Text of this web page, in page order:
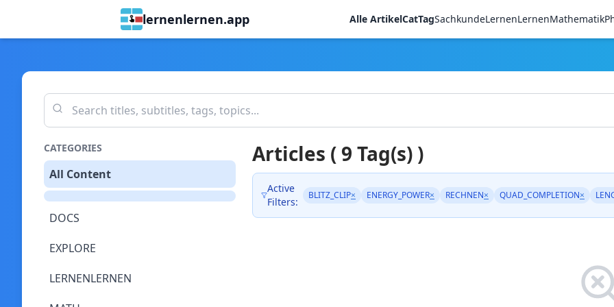
lernenlernen.app Alle ArtikelCatTagSachkundeLernenLernenMathematik
CATEGORIES
All Content
DOCS
EXPLORE
LERNENLERNEN
Articles ( 9 Tag(s) )
Active
Filters:
BLITZ_CLIP× ENERGY_POWER× RECHNEN× QUAD_COMPLETION×